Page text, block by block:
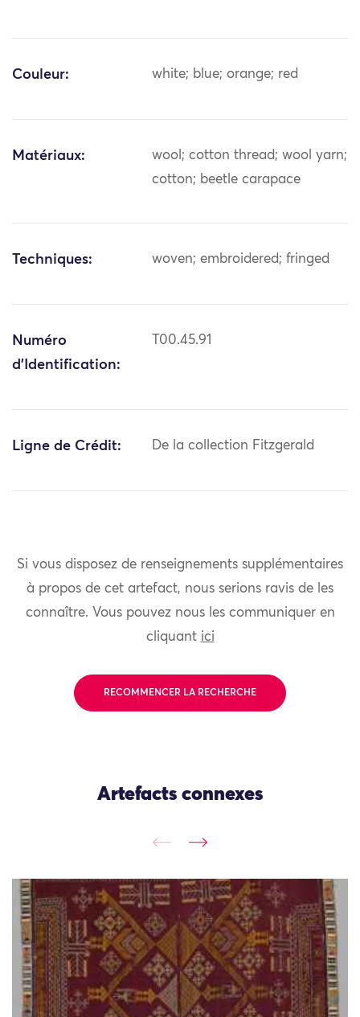
Couleur: white; blue; orange; red
Matériaux:
wool; cotton thread; wool yarn;
cotton; beetle carapace
Techniques: woven; embroidered; fringed
Numéro
d'Identification:
T00.45.91
Ligne de Crédit: De la collection Fitzgerald
Si vous disposez de renseignements supplémentaires
à propos de cet artefact, nous serions ravis de les
connaître. Vous pouvez nous les communiquer en
cliquant ici
RECOMMENCER LA RECHERCHE
Artefacts connexes